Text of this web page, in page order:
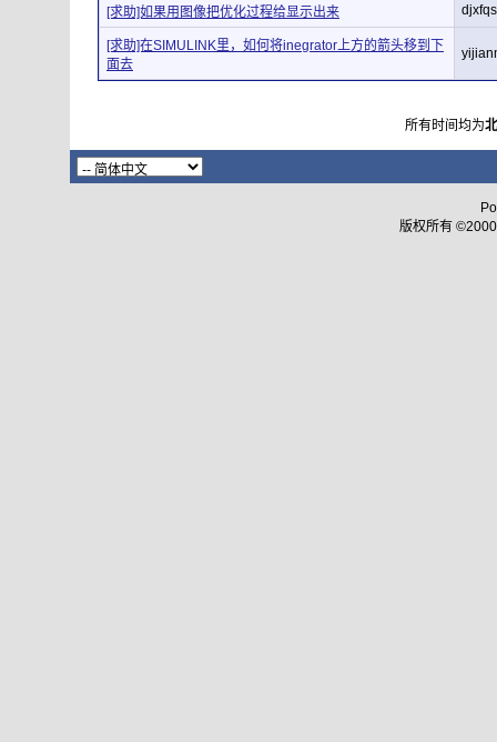
[求助]如果用图像把优化过程给显示出来
[求助]在SIMULINK里，如何将inegrator上方的箭头移到下
面去
所有时间均为
版权所有